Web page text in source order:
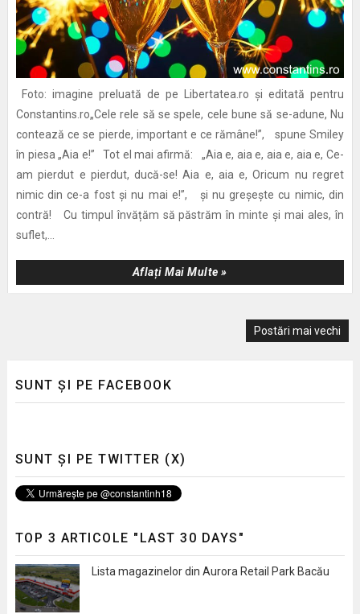
Foto: imagine preluată de pe Libertatea.ro și editată pentru
Constantins.ro„Cele rele să se spele, cele bune să se-adune, Nu
contează ce se pierde, important e ce rămâne!”, spune Smiley
în piesa „Aia e!” Tot el mai afirmă: „Aia e, aia e, aia e, aia e, Ce-
am pierdut e pierdut, ducă-se! Aia e, aia e, Oricum nu regret
nimic din ce-a fost și nu mai e!”, și nu greșește cu nimic, din
contră! Cu timpul învățăm să păstrăm în minte și mai ales, în
suflet,...
Aflați Mai Multe »
Postări mai vechi
SUNT ȘI PE FACEBOOK
SUNT ȘI PE TWITTER (X)
TOP 3 ARTICOLE "LAST 30 DAYS"
Lista magazinelor din Aurora Retail Park Bacău